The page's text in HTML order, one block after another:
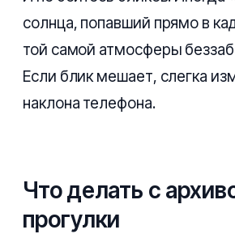
солнца, попавший прямо в
той самой атмосферы
Если блик мешает, слегка
наклона телефона.
Что делать с
прогулки